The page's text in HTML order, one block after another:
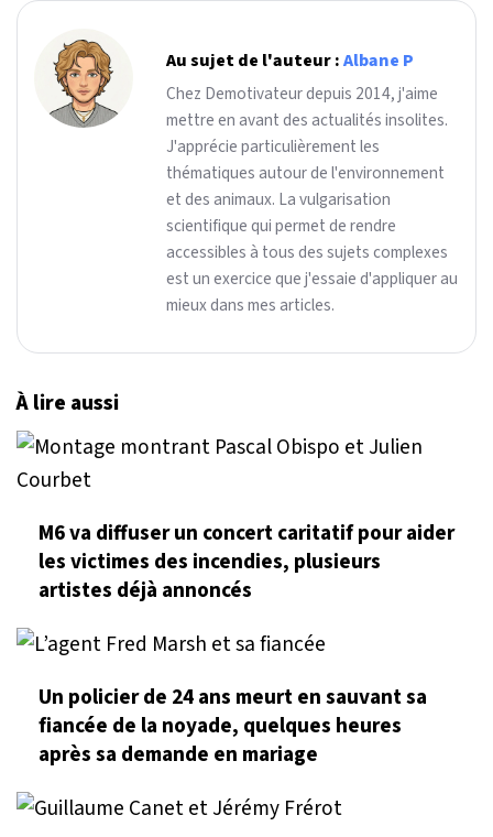
Au sujet de l'auteur :Albane P
Chez Demotivateur depuis 2014, j'aime
mettre en avant des actualités insolites.
J'apprécie particulièrement les
thématiques autour de l'environnement
et des animaux. La vulgarisation
scientifique qui permet de rendre
accessibles à tous des sujets complexes
est un exercice que j'essaie d'appliquer au
mieux dans mes articles.
À lire aussi
M6 va diffuser un concert caritatif pour aider
les victimes des incendies, plusieurs
artistes déjà annoncés
Un policier de 24 ans meurt en sauvant sa
fiancée de la noyade, quelques heures
après sa demande en mariage